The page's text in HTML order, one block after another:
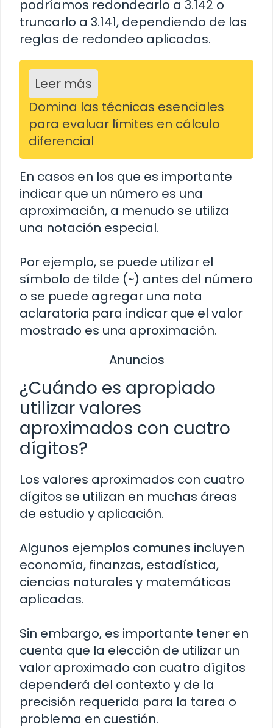
podríamos redondearlo a 3.142 o
truncarlo a 3.141, dependiendo de las
reglas de redondeo aplicadas.
Leer más
Domina las técnicas esenciales
para evaluar límites en cálculo
diferencial
En casos en los que es importante
indicar que un número es una
aproximación, a menudo se utiliza
una notación especial.
Por ejemplo, se puede utilizar el
símbolo de tilde (~) antes del número
o se puede agregar una nota
aclaratoria para indicar que el valor
mostrado es una aproximación.
Anuncios
¿Cuándo es apropiado
utilizar valores
aproximados con cuatro
dígitos?
Los valores aproximados con cuatro
dígitos se utilizan en muchas áreas
de estudio y aplicación.
Algunos ejemplos comunes incluyen
economía, finanzas, estadística,
ciencias naturales y matemáticas
aplicadas.
Sin embargo, es importante tener en
cuenta que la elección de utilizar un
valor aproximado con cuatro dígitos
dependerá del contexto y de la
precisión requerida para la tarea o
problema en cuestión.